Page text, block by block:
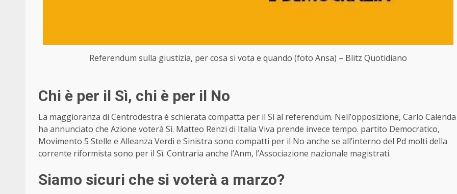
Referendum sulla giustizia, per cosa si vota e quando (foto Ansa) – Blitz Quotidiano
Chi è per il Sì, chi è per il No
La maggioranza di Centrodestra è schierata compatta per il Sì al referendum. Nell’opposizione, Carlo Calenda
ha annunciato che Azione voterà Sì. Matteo Renzi di Italia Viva prende invece tempo. partito Democratico,
Movimento 5 Stelle e Alleanza Verdi e Sinistra sono compatti per il No anche se all’interno del Pd molti della
corrente riformista sono per il Sì. Contraria anche l’Anm, l’Associazione nazionale magistrati.
Siamo sicuri che si voterà a marzo?